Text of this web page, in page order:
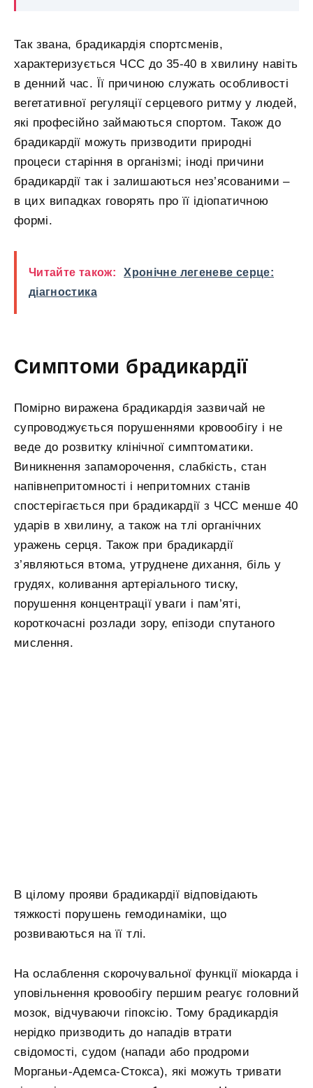
Так звана, брадикардія спортсменів,
характеризується ЧСС до 35-40 в хвилину навіть
в денний час. Її причиною служать особливості
вегетативної регуляції серцевого ритму у людей,
які професійно займаються спортом. Також до
брадикардії можуть призводити природні
процеси старіння в організмі; іноді причини
брадикардії так і залишаються нез’ясованими –
в цих випадках говорять про її ідіопатичною
формі.
Читайте також:
Хронічне легеневе серце:
діагностика
Симптоми брадикардії
Помірно виражена брадикардія зазвичай не
супроводжується порушеннями кровообігу і не
веде до розвитку клінічної симптоматики.
Виникнення запаморочення, слабкість, стан
напівнепритомності і непритомних станів
спостерігається при брадикардії з ЧСС менше 40
ударів в хвилину, а також на тлі органічних
уражень серця. Також при брадикардії
з’являються втома, утруднене дихання, біль у
грудях, коливання артеріального тиску,
порушення концентрації уваги і пам’яті,
короткочасні розлади зору, епізоди спутаного
мислення.
В цілому прояви брадикардії відповідають
тяжкості порушень гемодинаміки, що
розвиваються на її тлі.
На ослаблення скорочувальної функції міокарда і
уповільнення кровообігу першим реагує головний
мозок, відчуваючи гіпоксію. Тому брадикардія
нерідко призводить до нападів втрати
свідомості, судом (напади або продроми
Морганьи-Адемса-Стокса), які можуть тривати